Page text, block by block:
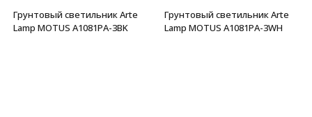
Грунтовый светильник Arte
Lamp MOTUS A1081PA-3BK
Грунтовый светильник Arte
Lamp MOTUS A1081PA-3WH